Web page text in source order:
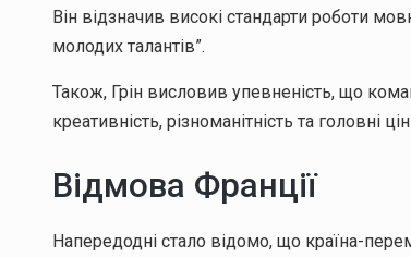
Він відзначив високі стандарти роботи
молодих талантів”.
Також, Грін висловив упевненість, що
креативність, різноманітність та головні
Відмова Франції
Напередодні стало відомо, що країна-